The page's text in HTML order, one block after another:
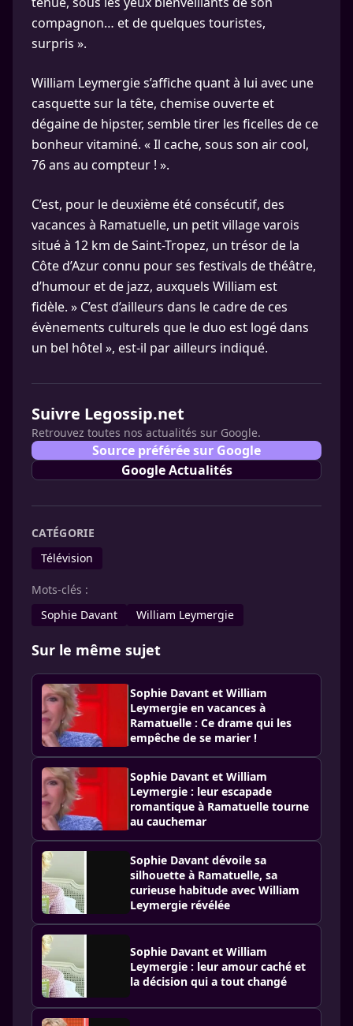
compagnon… et de quelques touristes,
surpris ».
William Leymergie s’affiche quant à lui avec une
casquette sur la tête, chemise ouverte et
dégaine de hipster, semble tirer les ficelles de ce
bonheur vitaminé. « Il cache, sous son air cool,
76 ans au compteur ! ».
C’est, pour le deuxième été consécutif, des
vacances à Ramatuelle, un petit village varois
situé à 12 km de Saint-Tropez, un trésor de la
Côte d’Azur connu pour ses festivals de théâtre,
d’humour et de jazz, auxquels William est
fidèle. » C’est d’ailleurs dans le cadre de ces
évènements culturels que le duo est logé dans
un bel hôtel », est-il par ailleurs indiqué.
Suivre Legossip.net
Retrouvez toutes nos actualités sur Google.
Source préférée sur Google
Google Actualités
CATÉGORIE
Télévision
Mots-clés :
Sophie Davant
William Leymergie
Sur le même sujet
Sophie Davant et William
Leymergie en vacances à
Ramatuelle : Ce drame qui les
empêche de se marier !
Sophie Davant et William
Leymergie : leur escapade
romantique à Ramatuelle tourne
au cauchemar
Sophie Davant dévoile sa
silhouette à Ramatuelle, sa
curieuse habitude avec William
Leymergie révélée
Sophie Davant et William
Leymergie : leur amour caché et
la décision qui a tout changé